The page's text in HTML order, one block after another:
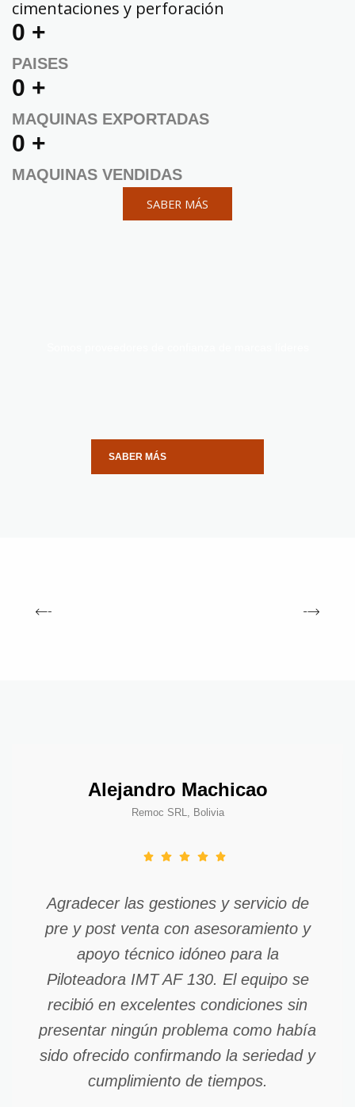
cimentaciones y perforación
0 +
PAISES
0 +
MAQUINAS EXPORTADAS
0 +
MAQUINAS VENDIDAS
SABER MÁS
SABER MÁS
Alejandro Machicao
Remoc SRL, Bolivia
Agradecer las gestiones y servicio de
pre y post venta con asesoramiento y
apoyo técnico idóneo para la
Piloteadora IMT AF 130. El equipo se
recibió en excelentes condiciones sin
presentar ningún problema como había
sido ofrecido confirmando la seriedad y
cumplimiento de tiempos.